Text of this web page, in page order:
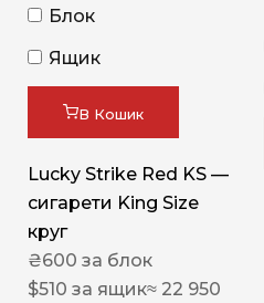
Блок
Ящик
В Кошик
Lucky Strike Red KS —
сигарети King Size
круг
₴600 за блок
$510 за ящик≈ 22 950